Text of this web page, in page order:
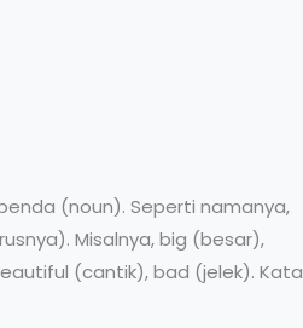
(noun). Seperti namanya,
Misalnya, big (besar),
(cantik), bad (jelek). Kata